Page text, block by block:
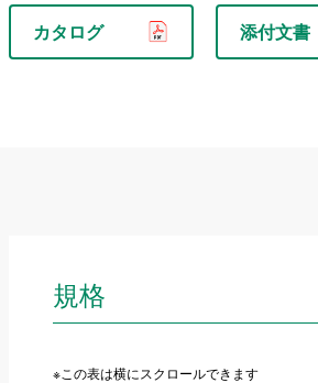
カタログ 添付文書
規格
※この表は横にスクロールできます